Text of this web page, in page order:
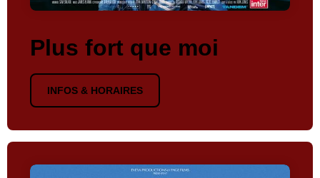
Plus fort que moi
INFOS & HORAIRES